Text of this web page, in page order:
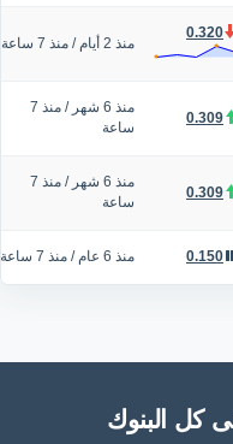
0.320
منذ 2 أيام / منذ 7 ساعة
0.309
منذ 6 شهر /
منذ 7
ساعة
0.309
منذ 6 شهر /
منذ 7
ساعة
0.150 منذ 6 عام / منذ 7 ساعة
كل البنوك